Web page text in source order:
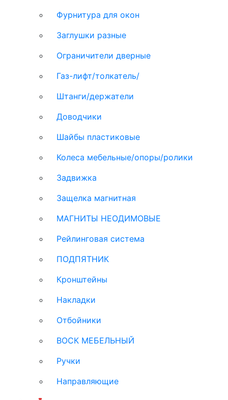
Фурнитура для окон
Заглушки разные
Ограничители дверные
Газ-лифт/толкатель/
Штанги/держатели
Доводчики
Шайбы пластиковые
Колеса мебельные/опоры/ролики
Задвижка
Защелка магнитная
МАГНИТЫ НЕОДИМОВЫЕ
Рейлинговая система
ПОДПЯТНИК
Кронштейны
Накладки
Отбойники
ВОСК МЕБЕЛЬНЫЙ
Ручки
Направляющие